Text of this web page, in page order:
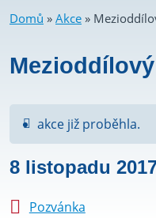
Domů » Akce »
akce již proběhla.
8 listopadu
Pozvánka